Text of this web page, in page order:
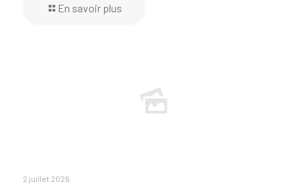
En savoir plus
2 juillet 2026